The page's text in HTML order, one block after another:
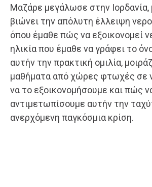
Μαζάρε μεγάλωσε στην
βιώνει την απόλυτη έλλειψη
όπου έμαθε πώς να εξοικονομεί
ηλικία που έμαθε να γράφει το
αυτήν την πρακτική ομιλία,
μαθήματα από χώρες φτωχές σε
να το εξοικονομήσουμε και πώς
αντιμετωπίσουμε αυτήν την
ανερχόμενη παγκόσμια κρίση.